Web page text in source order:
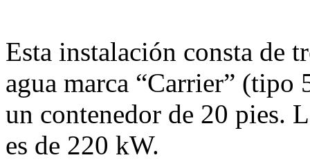
Esta instalación consta de
agua marca “Carrier” (tipo
un contenedor de 20 pies.
es de 220 kW.